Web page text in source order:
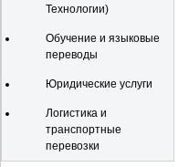
Технологии)
Обучение и языковые
переводы
Юридические услуги
Логистика и
транспортные
перевозки